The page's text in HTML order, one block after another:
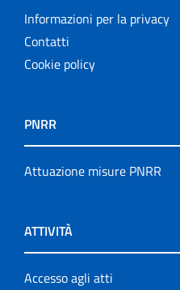
Informazioni per la privacy
Contatti
Cookie policy
PNRR
Attuazione misure PNRR
ATTIVITÀ
Accesso agli atti